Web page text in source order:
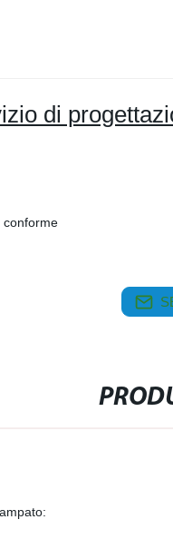
di
conforme